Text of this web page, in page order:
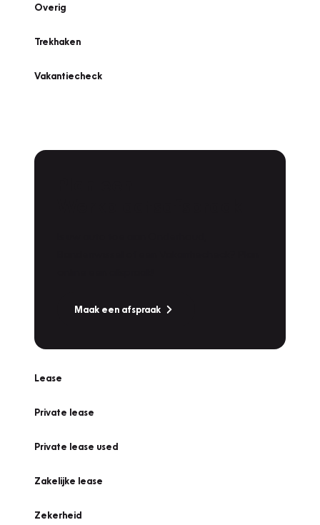
Overig
Trekhaken
Vakantiecheck
Maak een afspraak
Lease
Private lease
Private lease used
Zakelijke lease
Zekerheid